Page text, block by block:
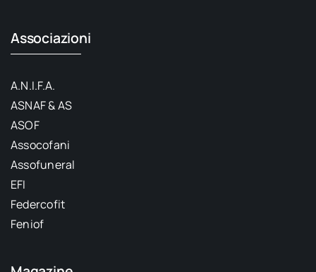
Associazioni
A.N.I.F.A.
ASNAF & AS
ASOF
Assocofani
Assofuneral
EFI
Federcofit
Feniof